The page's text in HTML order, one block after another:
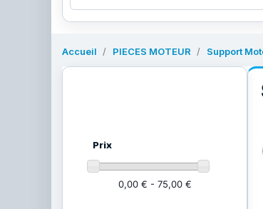
Accueil PIECES MOTEUR Support
Prix
0,00 € - 75,00 €